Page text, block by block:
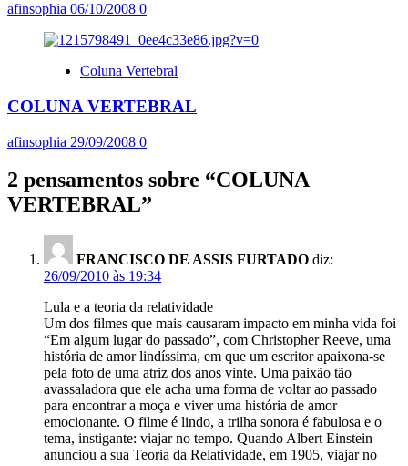
afinsophia 06/10/2008 0
Coluna Vertebral
COLUNA VERTEBRAL
afinsophia 29/09/2008 0
2 pensamentos sobre “COLUNA
VERTEBRAL”
FRANCISCO DE ASSIS FURTADO diz:
26/09/2010 às 19:34
Lula e a teoria da relatividade
Um dos filmes que mais causaram impacto em minha vida foi
“Em algum lugar do passado”, com Christopher Reeve, uma
história de amor lindíssima, em que um escritor apaixona-se
pela foto de uma atriz dos anos vinte. Uma paixão tão
avassaladora que ele acha uma forma de voltar ao passado
para encontrar a moça e viver uma história de amor
emocionante. O filme é lindo, a trilha sonora é fabulosa e o
tema, instigante: viajar no tempo. Quando Albert Einstein
anunciou a sua Teoria da Relatividade, em 1905, viajar no